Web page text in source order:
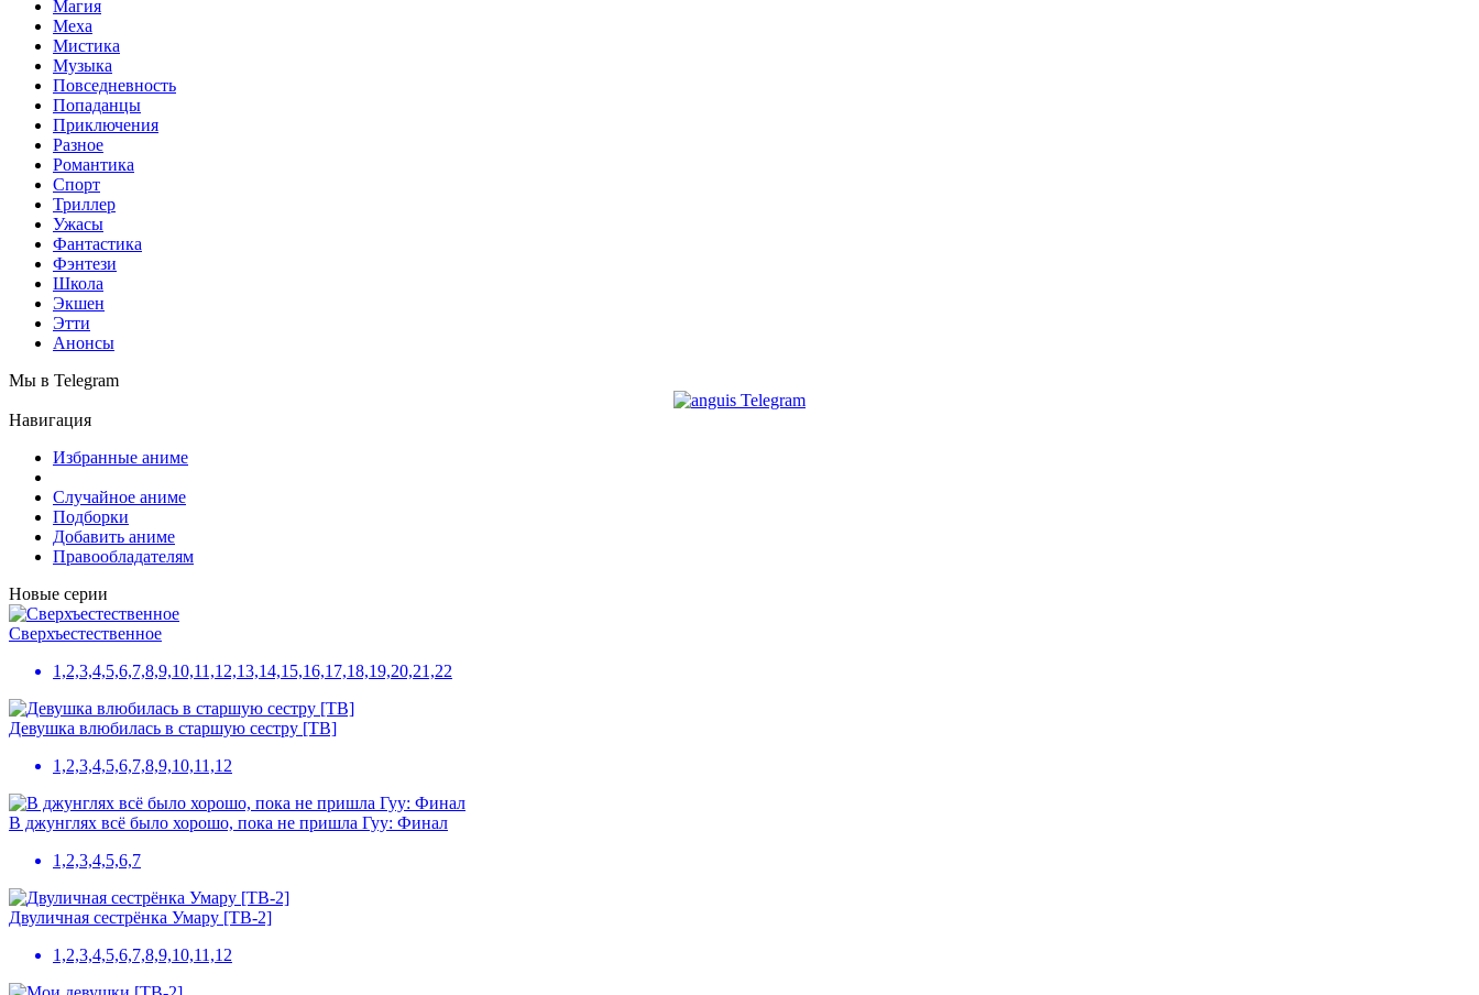
Магия
Меха
Мистика
Музыка
Повседневность
Попаданцы
Приключения
Разное
Романтика
Спорт
Триллер
Ужасы
Фантастика
Фэнтези
Школа
Экшен
Этти
Анонсы
Мы в Telegram
Навигация
Избранные аниме
Случайное аниме
Подборки
Добавить аниме
Правообладателям
Новые серии
Сверхъестественное
1,2,3,4,5,6,7,8,9,10,11,12,13,14,15,16,17,18,19,20,21,22
Девушка влюбилась в старшую сестру [ТВ]
1,2,3,4,5,6,7,8,9,10,11,12
В джунглях всё было хорошо, пока не пришла Гуу: Финал
1,2,3,4,5,6,7
Двуличная сестрёнка Умару [ТВ-2]
1,2,3,4,5,6,7,8,9,10,11,12